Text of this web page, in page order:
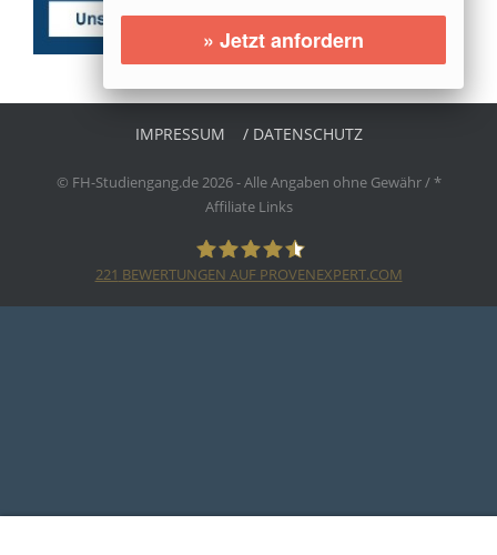
IMPRESSUM / DATENSCHUTZ
© FH-Studiengang.de 2026 - Alle Angaben ohne Gewähr / *
Affiliate Links
221 BEWERTUNGEN AUF PROVENEXPERT.COM
» Jetzt anfordern